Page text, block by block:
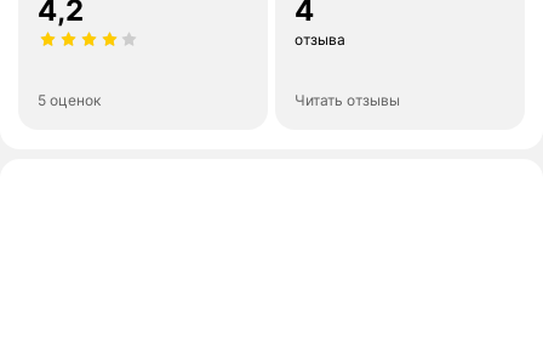
4,2
5 оценок
4
отзыва
Читать отзывы